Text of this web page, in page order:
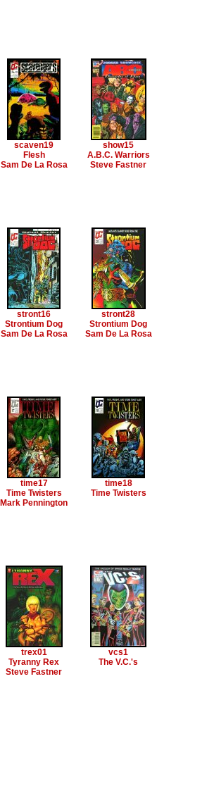
scaven19
Flesh
Sam De La Rosa
show15
A.B.C. Warriors
Steve Fastner
stront16
Strontium Dog
Sam De La Rosa
stront28
Strontium Dog
Sam De La Rosa
time17
Time Twisters
Mark Pennington
time18
Time Twisters
trex01
Tyranny Rex
Steve Fastner
vcs1
The V.C.'s